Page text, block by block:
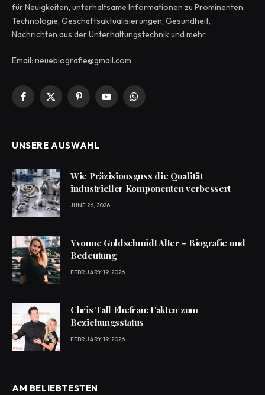
für Neuigkeiten, unterhaltsame Informationen zu Prominenten,
Technologie, Geschäftsaktualisierungen, Gesundheit,
Nachrichten aus der Unterhaltungstechnik und mehr.
Email: neuebiografie@gmail.com
Facebook
X
PinterestYouTubeWhatsApp
UNSERE AUSWAHL
Wie Präzisionsguss die Qualität
industrieller Komponenten verbessert
JUNE 26, 2026
Yvonne Goldschmidt Alter – Biografie und
Bedeutung
FEBRUARY 19, 2026
Chris Tall Ehefrau: Fakten zum
Beziehungsstatus
FEBRUARY 19, 2026
AM BELIEBTESTEN